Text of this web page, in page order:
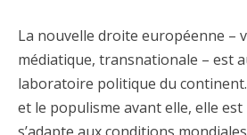
La nouvelle droite européenne –
médiatique, transnationale – est
laboratoire politique du
et le populisme avant elle, elle